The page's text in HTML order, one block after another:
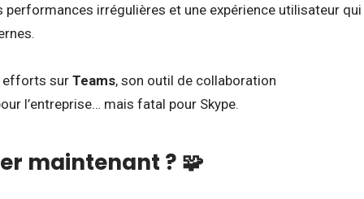
irrégulières et une expérience utilisateur qui
efforts surTeams, son outil de collaboration
l’entreprise… mais fatal pour Skype.
maintenant ? 🧩